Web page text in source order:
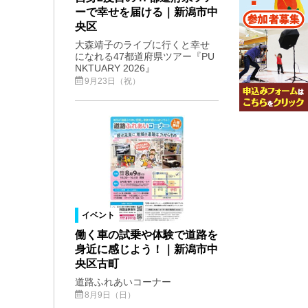
ーで幸せを届ける｜新潟市中
央区
大森靖子のライブに行くと幸せ
になれる47都道府県ツアー『PU
NKTUARY 2026』
9月23日（祝）
イベント
働く車の試乗や体験で道路を
身近に感じよう！｜新潟市中
央区古町
道路ふれあいコーナー
8月9日（日）